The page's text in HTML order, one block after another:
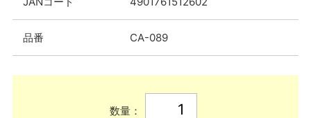
品番 CA-089
数量：